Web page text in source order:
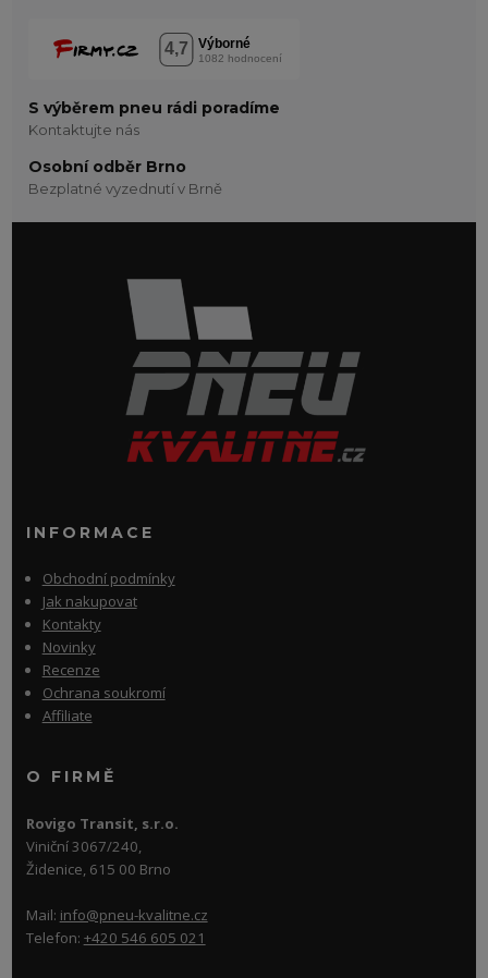
S výběrem pneu rádi poradíme
Kontaktujte nás
Osobní odběr Brno
Bezplatné vyzednutí v Brně
INFORMACE
Obchodní podmínky
Jak nakupovat
Kontakty
Novinky
Recenze
Ochrana soukromí
Affiliate
O FIRMĚ
Rovigo Transit, s.r.o.
Viniční 3067/240,
Židenice, 615 00 Brno
Mail: info@pneu-kvalitne.cz
Telefon: +420 546 605 021